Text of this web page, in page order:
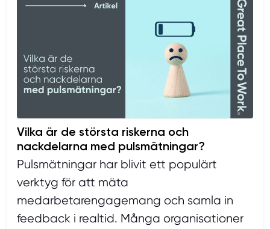
Vilka är de största riskerna och
nackdelarna med pulsmätningar?
Pulsmätningar har blivit ett populärt
verktyg för att mäta
medarbetarengagemang och samla in
feedback i realtid. Många organisationer